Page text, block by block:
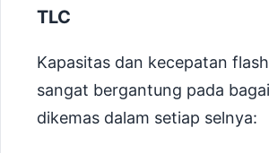
TLC
Kapasitas dan kecepatan
sangat bergantung pada
dikemas dalam setiap selnya: